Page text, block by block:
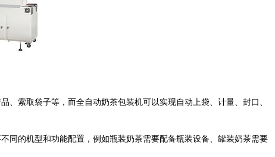
索取袋子等，而全自动奶茶包装机可以实现自动上袋、计量、封口、
的机型和功能配置，例如瓶装奶茶需要配备瓶装设备、罐装奶茶需要